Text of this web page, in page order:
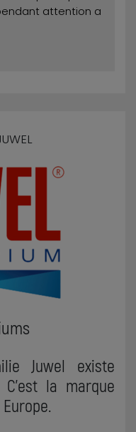
attention a
Juwel existe
la marque